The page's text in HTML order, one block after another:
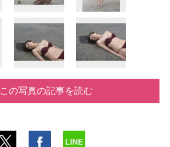
この写真の記事を読む